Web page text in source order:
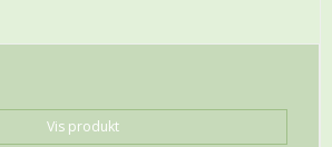
Vis produkt